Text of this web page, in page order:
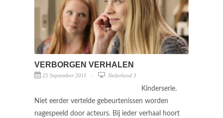
VERBORGEN VERHALEN
25 September 2011 Nederland 3
Kinderserie.
Niet eerder vertelde gebeurtenissen worden
nagespeeld door acteurs. Bij ieder verhaal hoort